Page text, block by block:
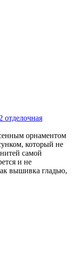
отделочная
орнаментом
который не
самой
и не
вышивка гладью,